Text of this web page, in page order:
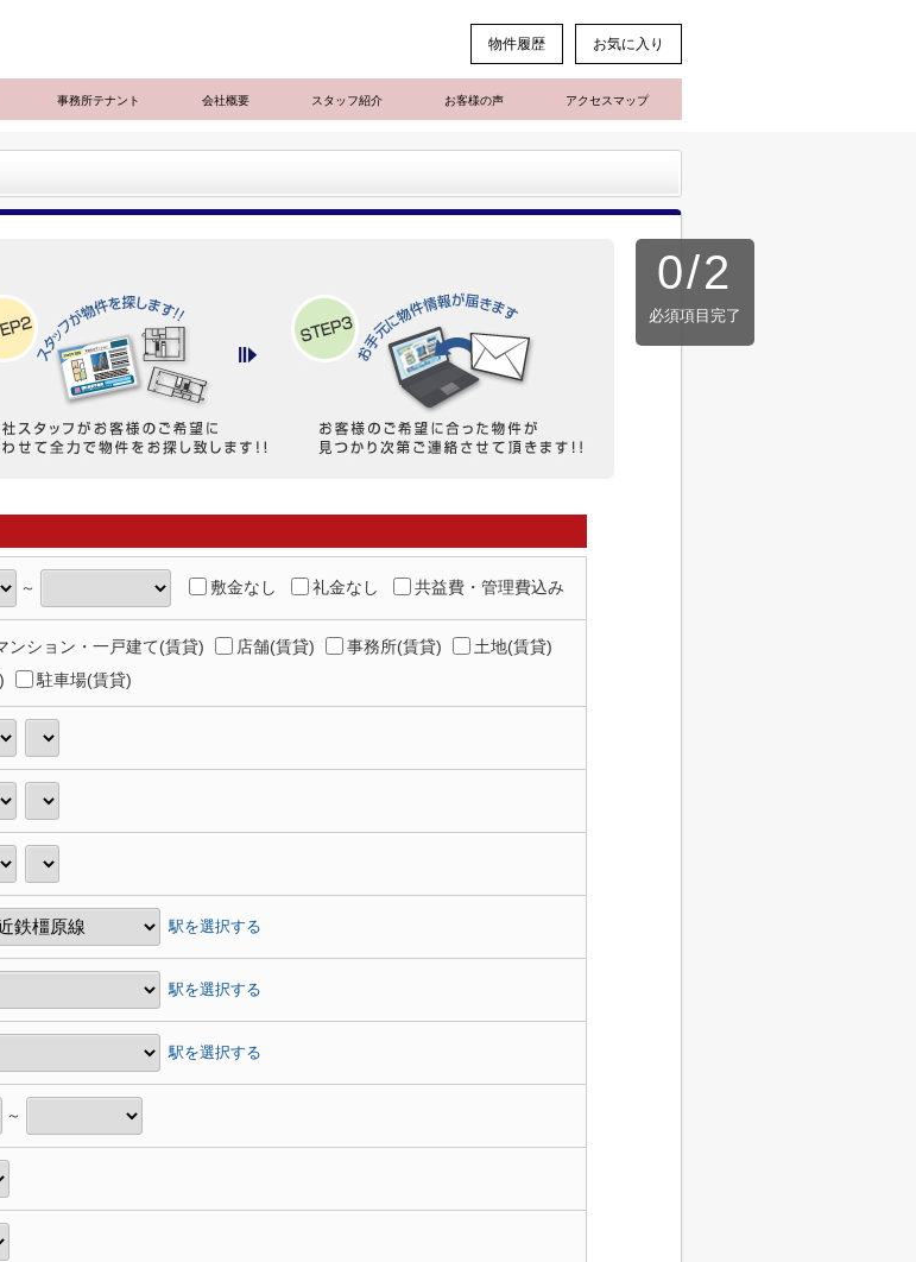
物件履歴 お気に入り
事務所テナント 会社概要 スタッフ紹介 お客様の声 アクセスマップ
0/2
必須項目完了
～ 敷金なし 礼金なし 共益費・管理費込み
ンション・一戸建て(賃貸) 店舗(賃貸) 事務所(賃貸)
土地(賃貸)
駐車場(賃貸)
駅を選択する
駅を選択する
駅を選択する
～